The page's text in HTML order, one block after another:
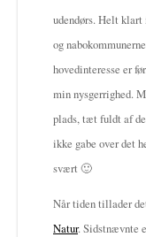
udendørs. Helt klart
og
hovedinteresse er
min nysgerrighed.
plads, tæt fuldt af
ikke gabe over det
svært 🙂
Når tiden tillader
Natur. Sidstnævnte